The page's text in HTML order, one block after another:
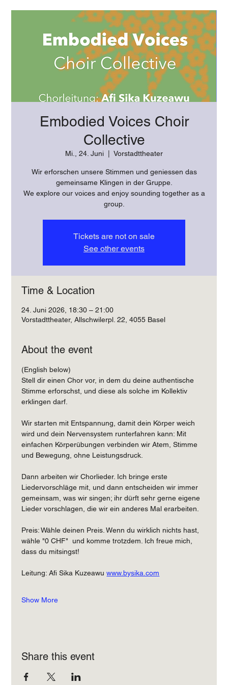
Embodied Voices Choir
Collective
Mi., 24. Juni Vorstadttheater
Wir erforschen unsere Stimmen und geniessen das
gemeinsame Klingen in der Gruppe.
We explore our voices and enjoy sounding together as a
group.
Tickets are not on sale
See other events
Time & Location
24. Juni 2026, 18:30 – 21:00
Vorstadttheater, Allschwilerpl. 22, 4055 Basel
About the event
(English below)
Stell dir einen Chor vor, in dem du deine authentische
Stimme erforschst, und diese als solche im Kollektiv
erklingen darf.
Wir starten mit Entspannung, damit dein Körper weich
wird und dein Nervensystem runterfahren kann: Mit
einfachen Körperübungen verbinden wir Atem, Stimme
und Bewegung, ohne Leistungsdruck.
Dann arbeiten wir Chorlieder. Ich bringe erste
Liedervorschläge mit, und dann entscheiden wir immer
gemeinsam, was wir singen; ihr dürft sehr gerne eigene
Lieder vorschlagen, die wir ein anderes Mal erarbeiten.
Preis: Wähle deinen Preis. Wenn du wirklich nichts hast,
wähle "0 CHF"  und komme trotzdem. Ich freue mich,
dass du mitsingst!
Leitung: Afi Sika Kuzeawu www.bysika.com
Show More
Share this event